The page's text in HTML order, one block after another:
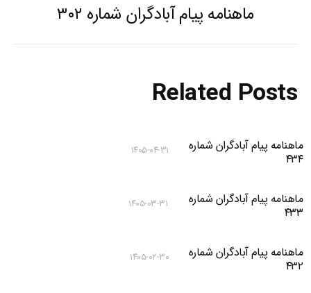
Previous
ماهنامه پیام آبادگران شماره ۳۰۲
Related Posts
ماهنامه پیام آبادگران شماره
۴۳۴
۱۴۰۵-۰۴-۳۱
ماهنامه پیام آبادگران شماره
۴۳۳
۱۴۰۵-۰۳-۳۱
ماهنامه پیام آبادگران شماره
۴۳۲
۱۴۰۵-۰۲-۳۰